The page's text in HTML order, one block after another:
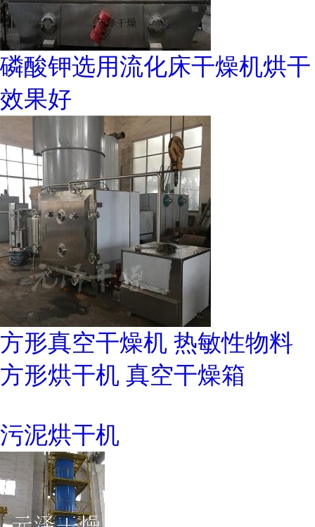
磷酸钾选用流化床干燥机烘干
效果好
方形真空干燥机 热敏性物料
方形烘干机 真空干燥箱
污泥烘干机